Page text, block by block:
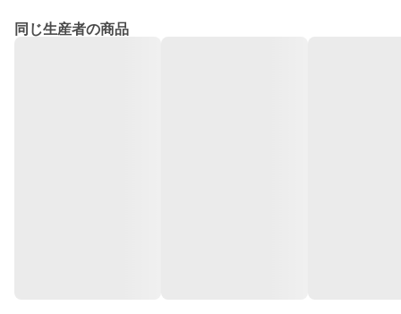
同じ生産者の商品